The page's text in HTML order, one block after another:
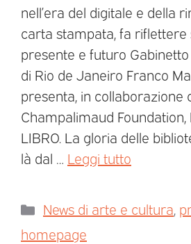
nell’era del digitale e della
carta stampata, fa riflettere
presente e futuro
di Rio de Janeiro Franco
presenta, in collaborazione
Champalimaud Foundation,
LIBRO. La gloria delle
là dal … Leggi tutto
News di arte e cultura,
homepage